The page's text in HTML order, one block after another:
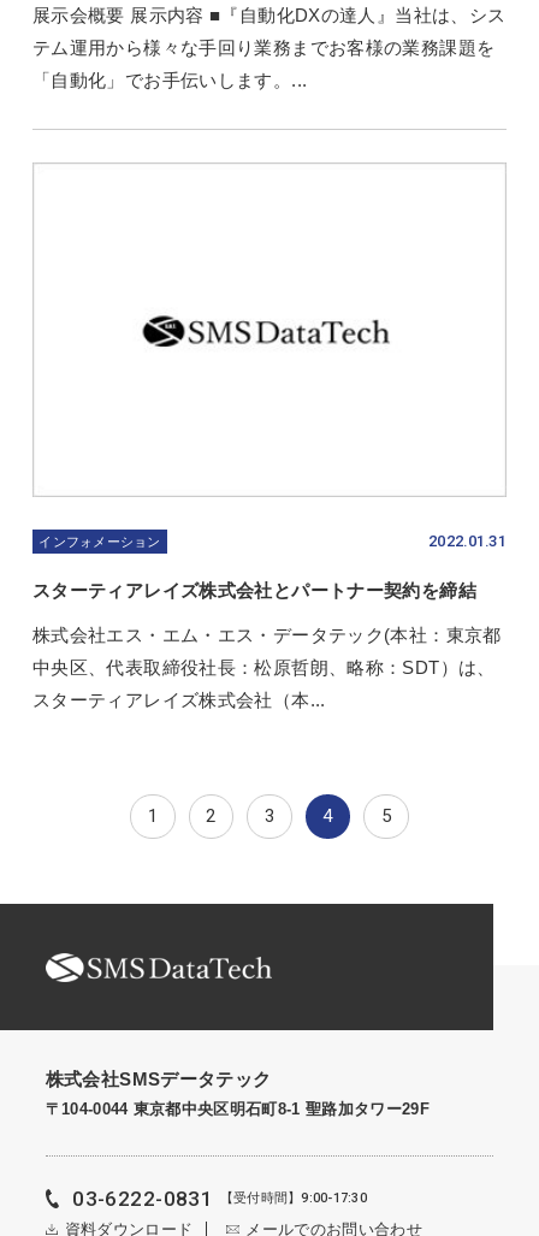
展示会概要 展示内容 ■『自動化DXの達人』当社は、シス
テム運用から様々な手回り業務までお客様の業務課題を
「自動化」でお手伝いします。...
インフォメーション 2022.01.31
スターティアレイズ株式会社とパートナー契約を締結
株式会社エス・エム・エス・データテック(本社：東京都
中央区、代表取締役社長：松原哲朗、略称：SDT）は、
スターティアレイズ株式会社（本...
1 2 3 4 5
株式会社SMSデータテック
〒104-0044 東京都中央区明石町8-1 聖路加タワー29F
03-6222-0831 【受付時間】9:00-17:30
資料ダウンロード メールでのお問い合わせ